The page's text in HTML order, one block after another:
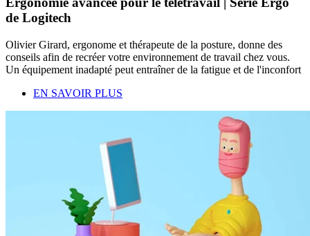
de Logitech
Olivier Girard, ergonome et thérapeute de la posture, donne des
conseils afin de recréer votre environnement de travail chez vous.
Un équipement inadapté peut entraîner de la fatigue et de l'inconfort
EN SAVOIR PLUS